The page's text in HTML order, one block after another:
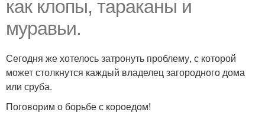
как клопы, тараканы и
муравьи.
Сегодня же хотелось затронуть проблему, с которой
может столкнутся каждый владелец загородного дома
или сруба.
Поговорим о борьбе с короедом!